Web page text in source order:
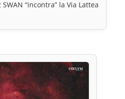
“incontra” la Via Lattea